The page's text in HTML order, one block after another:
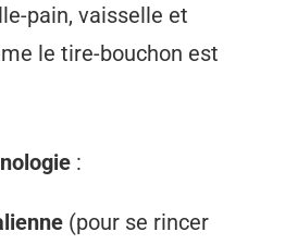
pain, vaisselle et
le tire-bouchon est
:
(pour se rincer